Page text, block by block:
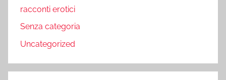
racconti erotici
Senza categoria
Uncategorized